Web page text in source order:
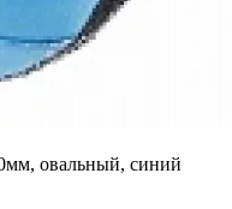
овальный, синий